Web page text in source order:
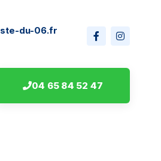
du-06.fr
04 65 84 52 47